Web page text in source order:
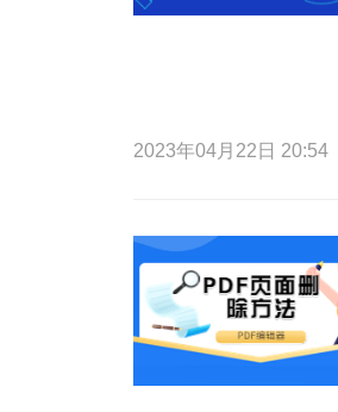
2023年04月22日 20:54